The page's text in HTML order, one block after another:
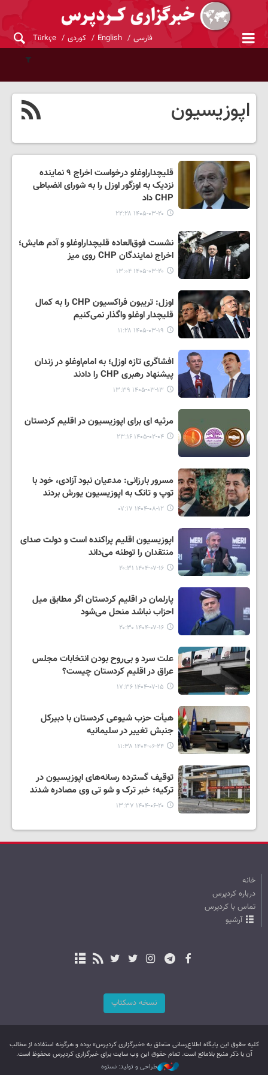
فارسی English کوردی Türkçe
اپوزیسیون
قلیچداراوغلو درخواست اخراج ۹ نماینده
نزدیک به اوزگور اوزل را به شورای انضباطی
CHP داد
۱۴۰۵-۰۳-۲۰ ۲۲:۲۸
نشست فوق‌العاده قلیچداراوغلو و آدم هایش؛
اخراج نمایندگان CHP روی میز
۱۴۰۵-۰۳-۲۰ ۱۳:۰۴
اوزل: تریبون فراکسیون CHP را به کمال
قلیچدار اوغلو واگذار نمی‌کنیم
۱۴۰۵-۰۳-۱۹ ۱۱:۲۸
افشاگری تازه اوزل؛ به امام‌اوغلو در زندان
پیشنهاد رهبری CHP را دادند
۱۴۰۵-۰۳-۱۳ ۱۳:۳۹
مرثیه ای برای اپوزیسیون در اقلیم کردستان
۱۴۰۵-۰۲-۰۴ ۲۳:۱۶
مسرور بارزانی: مدعیان نبود آزادی، خود با
توپ و تانک به اپوزیسیون یورش بردند
۱۴۰۴-۰۸-۱۲ ۰۷:۱۷
اپوزیسیون اقلیم پراکنده است و دولت صدای
منتقدان را توطئه می‌داند
۱۴۰۴-۰۷-۱۶ ۲۰:۳۱
پارلمان در اقلیم کردستان اگر مطابق میل
احزاب نباشد منحل می‌شود
۱۴۰۴-۰۷-۱۶ ۲۰:۳۰
علت سرد و بی‌روح بودن انتخابات مجلس
عراق در اقلیم کردستان چیست؟
۱۴۰۴-۰۷-۱۵ ۱۷:۳۶
هیأت حزب شیوعی کردستان با دبیرکل
جنبش تغییر در سلیمانیه
۱۴۰۴-۰۶-۲۴ ۱۱:۳۸
توقیف گسترده رسانه‌های اپوزیسیون در
ترکیه؛ خبر ترک و شو تی وی مصادره شدند
۱۴۰۴-۰۶-۲۰ ۱۳:۳۷
خانه
درباره کردپرس
تماس با کردپرس
آرشیو
نسخه دسکتاپ
کليه حقوق اين پایگاه اطلاع‌رسانی متعلق به «خبرگزاری کردپرس» بوده و هرگونه استفاده از مطالب
آن با ذکر منبع بلامانع است. تمام حقوق این وب سایت برای خبرگزاری کردپرس محفوظ است.
طراحی و تولید: نستوه